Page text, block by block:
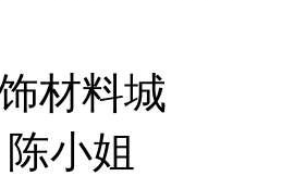
材料城
小姐